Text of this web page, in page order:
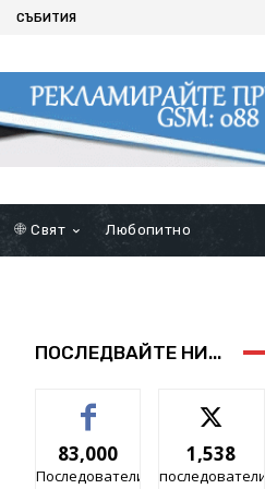
СЪБИТИЯ
Свят Любопитно
ПОСЛЕДВАЙТЕ НИ...
83,000
Последователи
1,538
последователи